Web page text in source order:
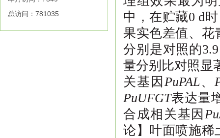
总访问： 781035
中，在贮藏0 d
果实色差值、花
分别是对照的3.9
量分别比对照显
关基因 PuPAL、
PuUFGT表达量
合成相关基因
论 】叶面喷施